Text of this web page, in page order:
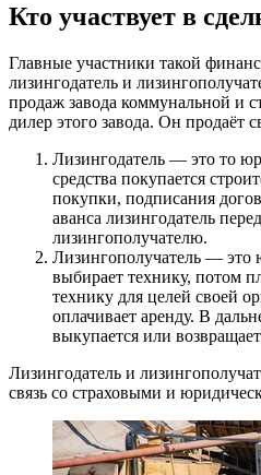
Кто участвует в
Главные участники такой
лизингодатель и
продаж завода коммунальной и
дилер этого завода. Он продаёт
Лизингодатель — это то
средства покупается
покупки, подписания
аванса лизингодатель
лизингополучателю.
Лизингополучатель — это
выбирает технику, потом
технику для целей своей
оплачивает аренду. В
выкупается или
Лизингодатель и
связь со страховыми и